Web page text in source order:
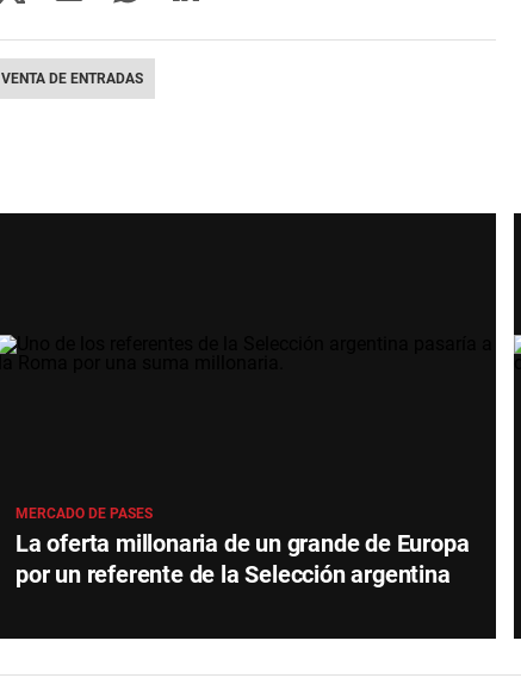
VENTA DE ENTRADAS
MERCADO DE PASES
La oferta millonaria de un grande de Europa
por un referente de la Selección argentina